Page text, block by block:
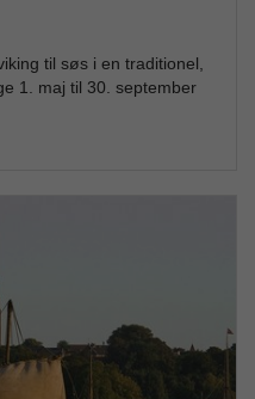
til søs i en traditionel,
1. maj til 30. september